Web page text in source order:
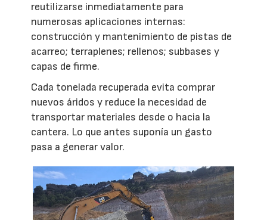
reutilizarse inmediatamente para
numerosas aplicaciones internas:
construcción y mantenimiento de pistas de
acarreo; terraplenes; rellenos; subbases y
capas de firme.
Cada tonelada recuperada evita comprar
nuevos áridos y reduce la necesidad de
transportar materiales desde o hacia la
cantera. Lo que antes suponía un gasto
pasa a generar valor.